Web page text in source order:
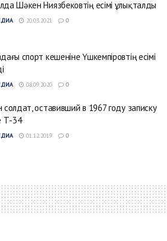
Шәкен Ниязбековтің есімі ұлықталды
20.03.2021 0
спорт кешеніне Үшкемпіровтің есімі
08.09.2020 0
оставивший в 1967 году записку
Т-34
01.12.2019 0